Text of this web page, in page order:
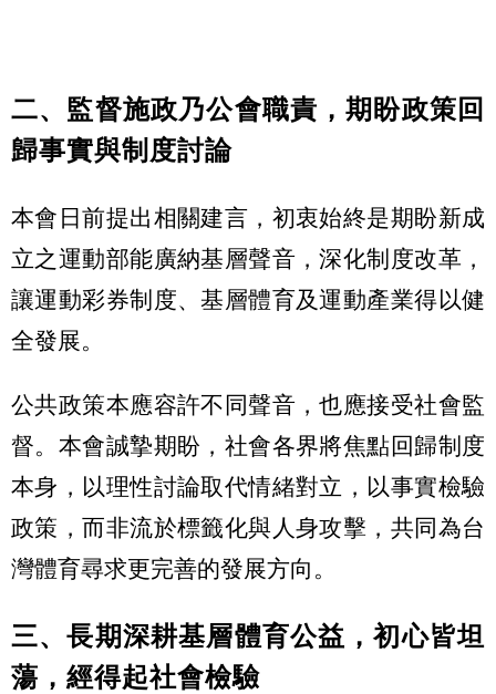
二、監督施政乃公會職責，期盼政策回
歸事實與制度討論
本會日前提出相關建言，初衷始終是期盼新成
立之運動部能廣納基層聲音，深化制度改革，
讓運動彩券制度、基層體育及運動產業得以健
全發展。
公共政策本應容許不同聲音，也應接受社會監
督。本會誠摯期盼，社會各界將焦點回歸制度
本身，以理性討論取代情緒對立，以事實檢驗
政策，而非流於標籤化與人身攻擊，共同為台
灣體育尋求更完善的發展方向。
三、長期深耕基層體育公益，初心皆坦
蕩，經得起社會檢驗